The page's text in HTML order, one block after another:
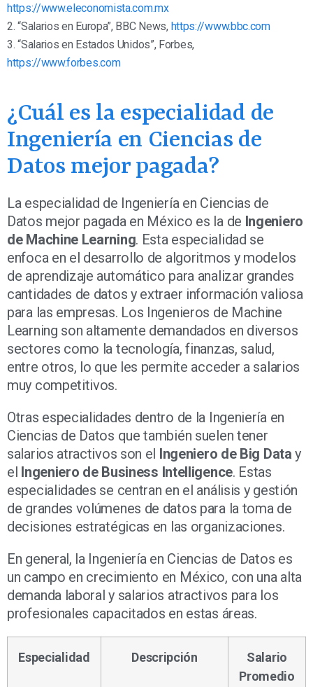
https://www.eleconomista.com.mx
2. “Salarios en Europa”, BBC News, https://www.bbc.com
3. “Salarios en Estados Unidos”, Forbes,
https://www.forbes.com
¿Cuál es la especialidad de
Ingeniería en Ciencias de
Datos mejor pagada?
La especialidad de Ingeniería en Ciencias de
Datos mejor pagada en México es la de Ingeniero
de Machine Learning. Esta especialidad se
enfoca en el desarrollo de algoritmos y modelos
de aprendizaje automático para analizar grandes
cantidades de datos y extraer información valiosa
para las empresas. Los Ingenieros de Machine
Learning son altamente demandados en diversos
sectores como la tecnología, finanzas, salud,
entre otros, lo que les permite acceder a salarios
muy competitivos.
Otras especialidades dentro de la Ingeniería en
Ciencias de Datos que también suelen tener
salarios atractivos son el Ingeniero de Big Data y
el Ingeniero de Business Intelligence. Estas
especialidades se centran en el análisis y gestión
de grandes volúmenes de datos para la toma de
decisiones estratégicas en las organizaciones.
En general, la Ingeniería en Ciencias de Datos es
un campo en crecimiento en México, con una alta
demanda laboral y salarios atractivos para los
profesionales capacitados en estas áreas.
Especialidad Descripción
Salario
Promedio